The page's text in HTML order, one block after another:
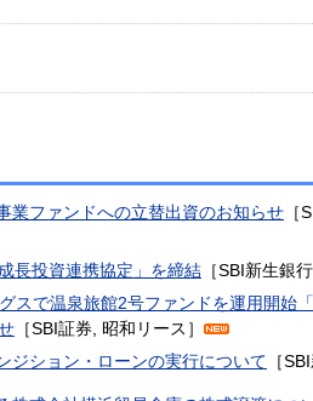
業ファンドへの立替出資のお知らせ ［
長投資連携協定」を締結 ［SBI新生銀行
スで温泉旅館2号ファンドを運用開始
［SBI証券, 昭和リース］
ジション・ローンの実行について ［